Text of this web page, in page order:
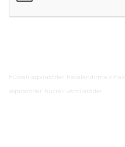
hücreli aspiratörler havalandırma cihazı
aspiratörler hücreli vantilatörler